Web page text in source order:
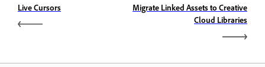
Live Cursors
Migrate Linked Assets to Creative
Cloud Libraries